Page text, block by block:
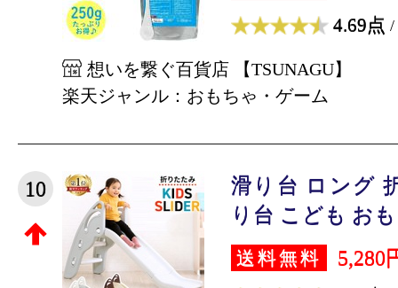
4.69点 /
想いを繋ぐ百貨店 【TSUNAGU】
楽天ジャンル：おもちゃ・ゲーム
10
滑り台 ロング
り台 こども お
送料無料 5,280